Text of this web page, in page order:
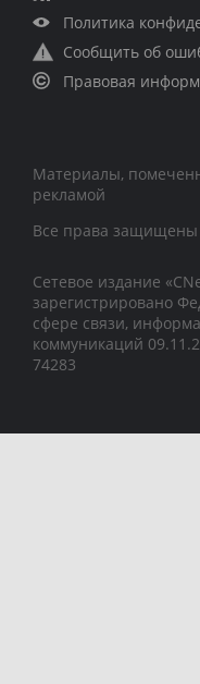
Политика
Сообщить об
Правовая
Материалы,
рекламой
Все права защищены
Сетевое издание
зарегистрировано
сфере связи,
коммуникаций
74283